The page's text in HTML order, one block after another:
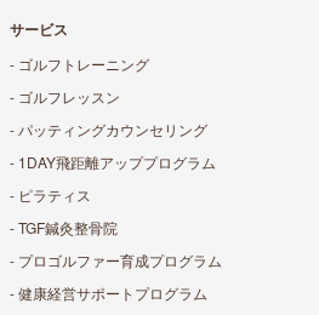
サービス
- ゴルフトレーニング
- ゴルフレッスン
- パッティングカウンセリング
- 1DAY飛距離アッププログラム
- ピラティス
- TGF鍼灸整骨院
- プロゴルファー育成プログラム
- 健康経営サポートプログラム